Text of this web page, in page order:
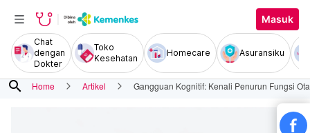
Masuk
Chat
dengan
Dokter
Toko
Kesehatan
Homecare Asuransiku
search Home Artikel Gangguan Kognitif: Kenali Penurun Fungsi